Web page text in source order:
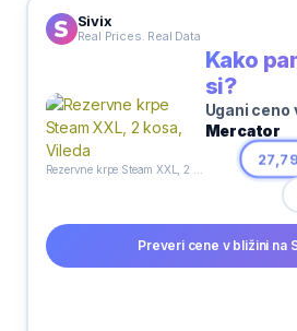
Sivix
Real Prices. Real Data
Kako
si?
Ugani ceno
Mercator
Preveri cene v bližini na